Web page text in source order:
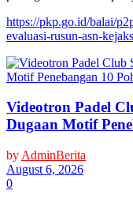
https://pkp.go.id/balai/
evaluasi-rusun-asn-
Videotron Padel
Dugaan Motif
by AdminBerita
August 6, 2026
0